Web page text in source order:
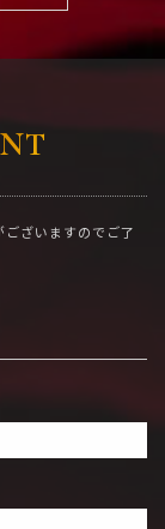
ざいますのでご了